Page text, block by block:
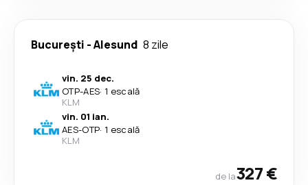
București -Alesund 8 zile
vin. 25 dec.
OTP-AES· 1 escală
KLM
vin. 01 ian.
AES-OTP· 1 escală
KLM
de la327 €